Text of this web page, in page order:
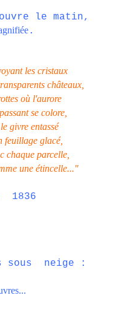
le matin,
.
les cristaux
châteaux,
où l'aurore
se colore,
givre entassé
feuillage glacé,
chaque parcelle,
une étincelle..."
1836
sous neige :